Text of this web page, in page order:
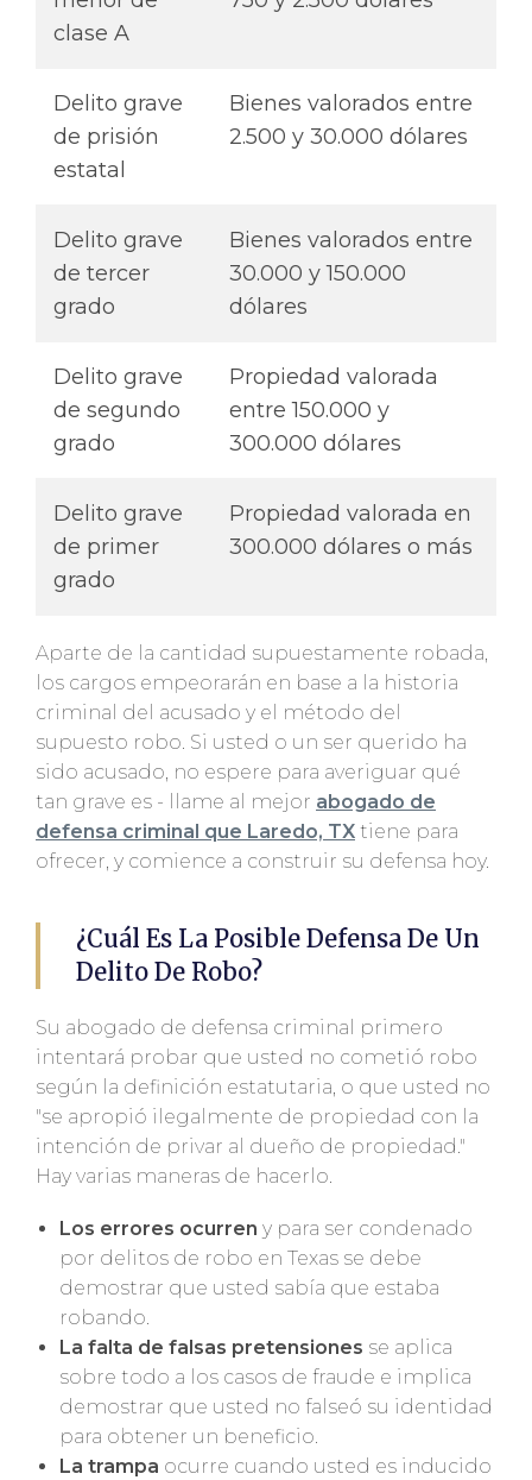
clase A
Delito grave
de prisión
estatal
Bienes valorados entre
2.500 y 30.000 dólares
Delito grave
de tercer
grado
Bienes valorados entre
30.000 y 150.000
dólares
Delito grave
de segundo
grado
Propiedad valorada
entre 150.000 y
300.000 dólares
Delito grave
de primer
grado
Propiedad valorada en
300.000 dólares o más
Aparte de la cantidad supuestamente robada,
los cargos empeorarán en base a la historia
criminal del acusado y el método del
supuesto robo. Si usted o un ser querido ha
sido acusado, no espere para averiguar qué
tan grave es - llame al mejor abogado de
defensa criminal que Laredo, TX tiene para
ofrecer, y comience a construir su defensa hoy.
¿Cuál Es La Posible Defensa De Un
Delito De Robo?
Su abogado de defensa criminal primero
intentará probar que usted no cometió robo
según la definición estatutaria, o que usted no
"se apropió ilegalmente de propiedad con la
intención de privar al dueño de propiedad."
Hay varias maneras de hacerlo.
Los errores ocurren y para ser condenado
por delitos de robo en Texas se debe
demostrar que usted sabía que estaba
robando.
La falta de falsas pretensiones se aplica
sobre todo a los casos de fraude e implica
demostrar que usted no falseó su identidad
para obtener un beneficio.
La trampa ocurre cuando usted es inducido